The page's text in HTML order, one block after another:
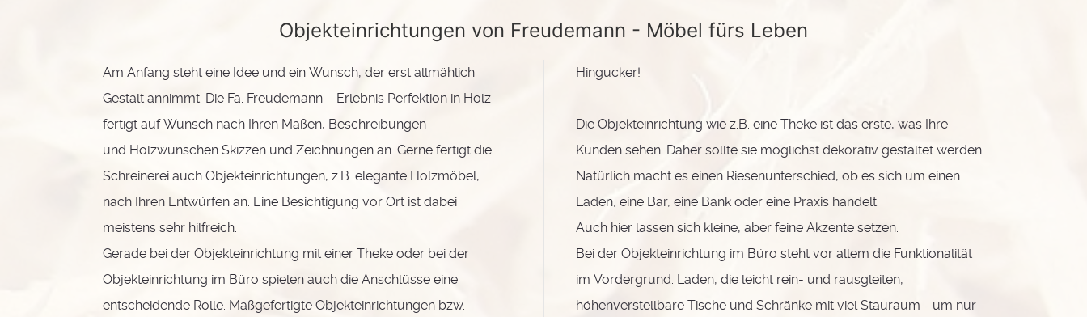
Objekteinrichtungen von Freudemann - Möbel fürs Leben
Am Anfang steht eine Idee und ein Wunsch, der erst allmählich
Gestalt annimmt. Die Fa. Freudemann – Erlebnis Perfektion in Holz
fertigt auf Wunsch nach Ihren Maßen, Beschreibungen
und Holzwünschen Skizzen und Zeichnungen an. Gerne fertigt die
Schreinerei auch Objekteinrichtungen, z.B. elegante Holzmöbel,
nach Ihren Entwürfen an. Eine Besichtigung vor Ort ist dabei
meistens sehr hilfreich.
Gerade bei der Objekteinrichtung mit einer Theke oder bei der
Objekteinrichtung im Büro spielen auch die Anschlüsse eine
entscheidende Rolle. Maßgefertigte Objekteinrichtungen bzw.
Hingucker!
Die Objekteinrichtung wie z.B. eine Theke ist das erste, was Ihre
Kunden sehen. Daher sollte sie möglichst dekorativ gestaltet werden.
Natürlich macht es einen Riesenunterschied, ob es sich um einen
Laden, eine Bar, eine Bank oder eine Praxis handelt.
Auch hier lassen sich kleine, aber feine Akzente setzen.
Bei der Objekteinrichtung im Büro steht vor allem die Funktionalität
im Vordergrund. Laden, die leicht rein- und rausgleiten,
höhenverstellbare Tische und Schränke mit viel Stauraum - um nur